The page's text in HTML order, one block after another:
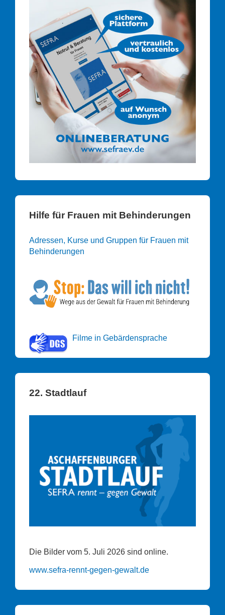
Hilfe für Frauen mit Behinderungen
Adressen, Kurse und Gruppen für Frauen mit
Behinderungen
Filme in Gebärdensprache
22. Stadtlauf
Die Bilder vom 5. Juli 2026 sind online.
www.sefra-rennt-gegen-gewalt.de